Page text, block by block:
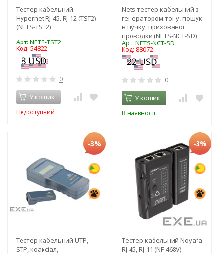
Тестер кабельний
Hypernet RJ-45, RJ-12 (TST2)
(NETS-TST2)
Арт: NETS-TST2
Код: 54822
0
У кошик
Недоступний
Nets тестер кабельний з
генератором тону, пошук
в пучку, прихованої
проводки (NETS-NCT-SD)
Арт: NETS-NCT-SD
Код: 88072
0
У кошик
В наявності
-3%
Тестер кабельний UTP,
STP, коаксіал,
-3%
Тестер кабельний Noyafa
RJ-45, RJ-11 (NF-468V)